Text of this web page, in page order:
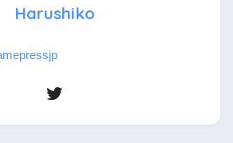
Harushiko